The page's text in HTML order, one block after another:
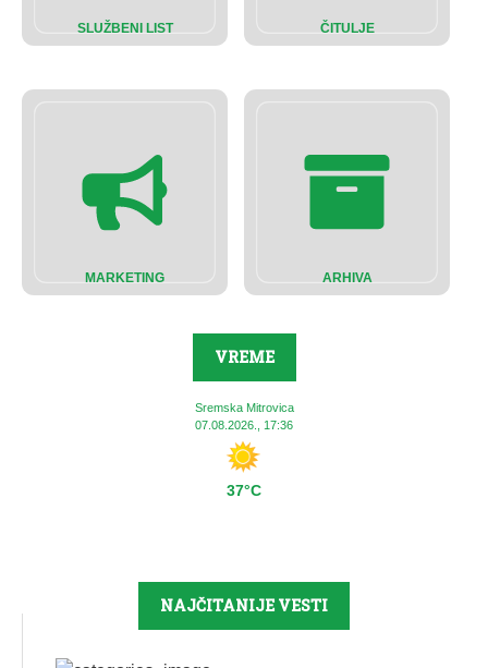
SLUŽBENI LIST ČITULJE
MARKETING ARHIVA
VREME
Sremska Mitrovica
07.08.2026., 17:36
37°C
NAJČITANIJE VESTI